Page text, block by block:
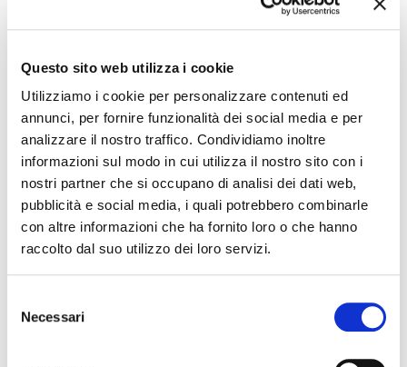
Questo sito web utilizza i cookie
Utilizziamo i cookie per personalizzare contenuti ed
annunci, per fornire funzionalità dei social media e per
analizzare il nostro traffico. Condividiamo inoltre
informazioni sul modo in cui utilizza il nostro sito con i
nostri partner che si occupano di analisi dei dati web,
pubblicità e social media, i quali potrebbero combinarle
con altre informazioni che ha fornito loro o che hanno
raccolto dal suo utilizzo dei loro servizi.
delNecessari
changes in the program of events reported. In case of
cancellation, variation, modification of the information of an